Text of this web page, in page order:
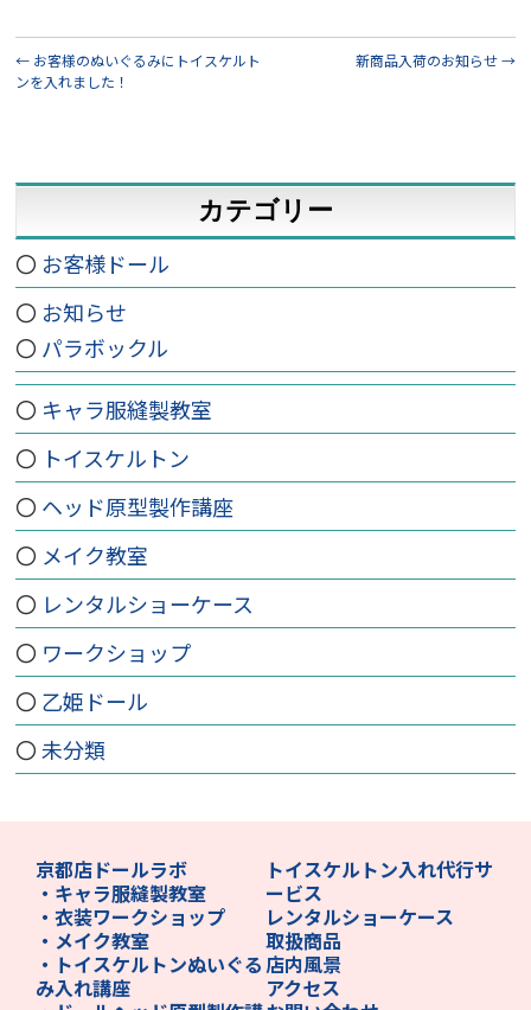
← お客様のぬいぐるみにトイスケルト
ンを入れました！
新商品入荷のお知らせ→
カテゴリー
お客様ドール
お知らせ
パラボックル
キャラ服縫製教室
トイスケルトン
ヘッド原型製作講座
メイク教室
レンタルショーケース
ワークショップ
乙姫ドール
未分類
京都店ドールラボ
・キャラ服縫製教室
・衣装ワークショップ
・メイク教室
・トイスケルトンぬいぐる
み入れ講座
トイスケルトン入れ代行サ
ービス
レンタルショーケース
取扱商品
店内風景
アクセス